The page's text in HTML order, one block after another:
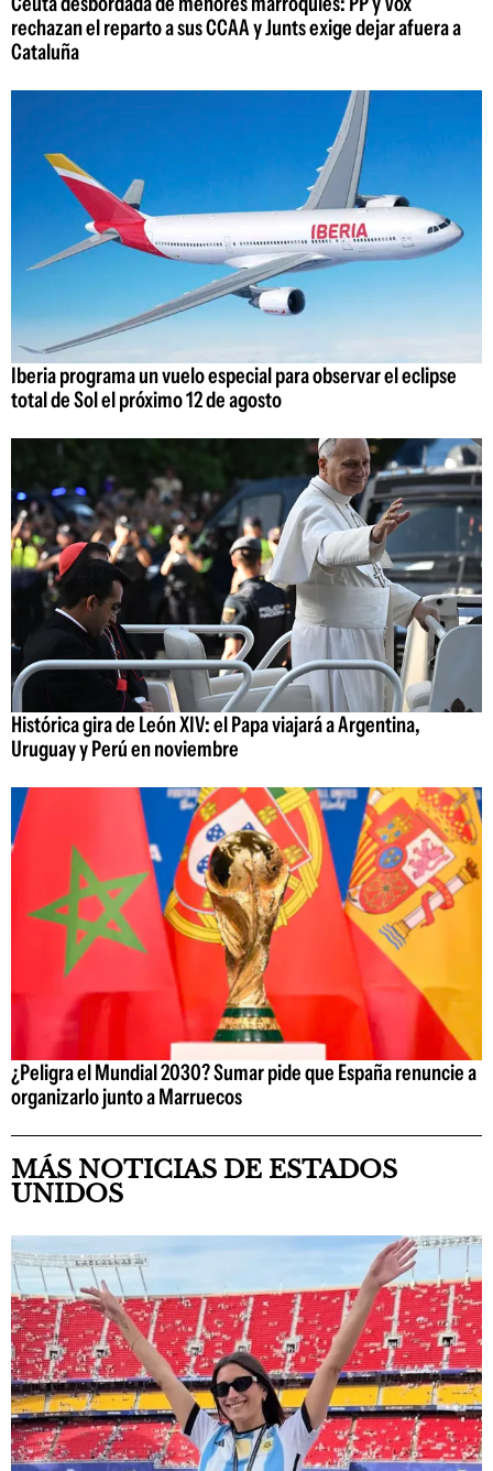
rechazan el reparto a sus CCAA y Junts exige dejar afuera a
Cataluña
Iberia programa un vuelo especial para observar el eclipse
total de Sol el próximo 12 de agosto
Histórica gira de León XIV: el Papa viajará a Argentina,
Uruguay y Perú en noviembre
¿Peligra el Mundial 2030? Sumar pide que España renuncie a
organizarlo junto a Marruecos
MÁS NOTICIAS DE ESTADOS
UNIDOS